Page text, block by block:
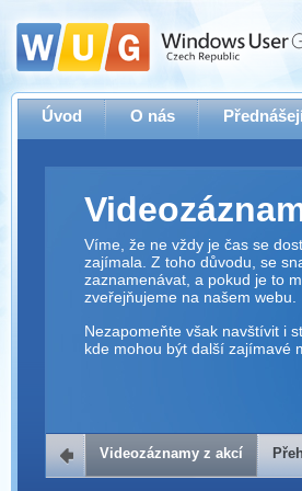
Úvod O nás
Víme, že ne vždy je čas se
zajímala. Z toho důvodu, se
zaznamenávat, a pokud je to
zveřejňujeme na našem webu.
Nezapomeňte však navštívit i
kde mohou být další zajímavé
Přehrávač
Videozáznamy z akcí